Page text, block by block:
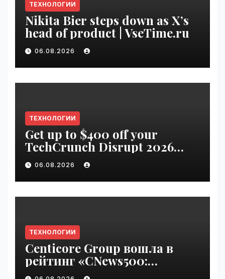
ТЕХНОЛОГИИ
Nikita Bier steps down as X’s
head of product | VseTime.ru
06.08.2026
ТЕХНОЛОГИИ
Get up to $400 off your
TechCrunch Disrupt 2026
pass until Friday | VseTime.ru
06.08.2026
ТЕХНОЛОГИИ
Centicore Group вошла в
рейтинг «CNews500:
Крупнейшие ИТ-компании